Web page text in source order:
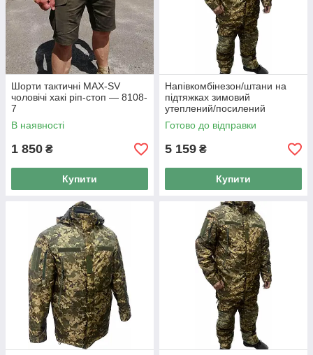
Шорти тактичні MAX-SV
чоловічі хакі ріп-стоп — 8108-
7
В наявності
1 850 ₴
Купити
Напівкомбінезон/штани на
підтяжках зимовий
утеплений/посилений
тактичний ЗСУ УКР ПІКСЕЛЬ
MAX-SV - 8115
Готово до відправки
5 159 ₴
Купити